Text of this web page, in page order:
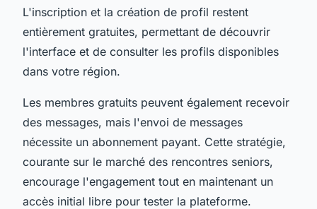
L'inscription et la création de profil restent
entièrement gratuites, permettant de découvrir
l'interface et de consulter les profils disponibles
dans votre région.
Les membres gratuits peuvent également recevoir
des messages, mais l'envoi de messages
nécessite un abonnement payant. Cette stratégie,
courante sur le marché des rencontres seniors,
encourage l'engagement tout en maintenant un
accès initial libre pour tester la plateforme.